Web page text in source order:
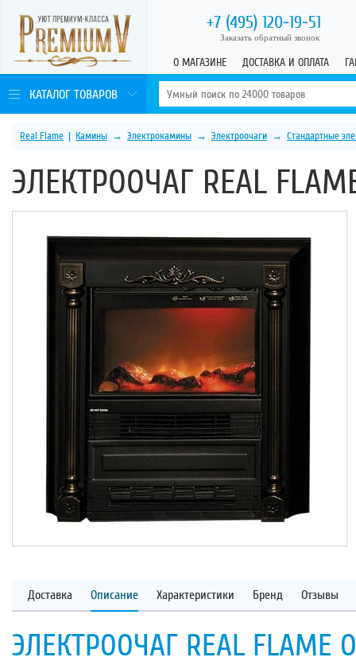
+7 (495) 120-19-51
Заказать обратный звонок
О МАГАЗИНЕ ДОСТАВКА И ОПЛАТА
КАТАЛОГ ТОВАРОВ
Real Flame | Камины → Электрокамины → Электроочаги → Стандартные
ЭЛЕКТРООЧАГ REAL
Доставка Описание Характеристики Бренд Отзывы
ЭЛЕКТРООЧАГ REAL FLAME